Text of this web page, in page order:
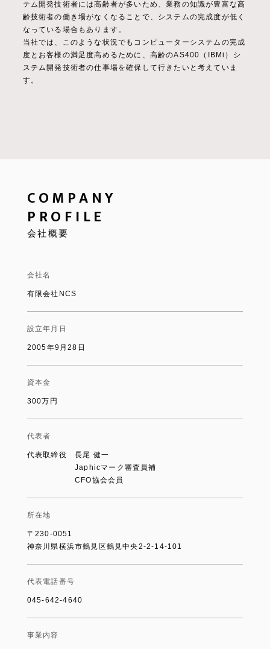
テム開発技術者には高齢者が多いため、業務の知識が豊富な高
齢技術者の働き場がなくなることで、システムの完成度が低く
なっている場合もあります。
当社では、このような状況でもコンピューターシステムの完成
度とお客様の満足度高めるために、高齢のAS400（IBMi）シ
ステム開発技術者の仕事場を確保して行きたいと考えていま
す。
COMPANY
PROFILE
会社概要
会社名
有限会社NCS
設立年月日
2005年9月28日
資本金
300万円
代表者
代表取締役 長尾 健一
Japhicマーク審査員補
CFO協会会員
所在地
〒230-0051
神奈川県横浜市鶴見区鶴見中央2-2-14-101
代表電話番号
045-642-4640
事業内容